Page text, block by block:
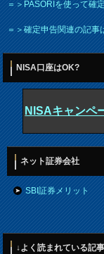
＝＞PASORIを使って確
＝＞確定申告関連の記事
NISA口座はOK?
NISAキャンペ
ネット証券会社
SBI証券メリット
↓よく読まれている記事